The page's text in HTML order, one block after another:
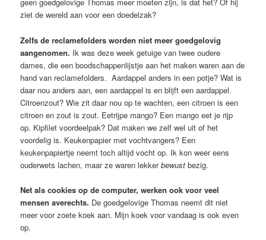
geen goedgelovige Thomas meer moeten zijn, is dat het? Of hij
ziet de wereld aan voor een doedelzak?
Zelfs de reclamefolders worden niet meer goedgelovig
aangenomen. Ik was deze week getuige van twee oudere
dames, die een boodschappenlijstje aan het maken waren aan de
hand van reclamefolders. Aardappel anders in een potje? Wat is
daar nou anders aan, een aardappel is en blijft een aardappel.
Citroenzout? Wie zit daar nou op te wachten, een citroen is een
citroen en zout is zout. Eetrijpe mango? Een mango eet je rijp
op. Kipfilet voordeelpak? Dat maken we zelf wel uit of het
voordelig is. Keukenpapier met vochtvangers? Een
keukenpapiertje neemt toch altijd vocht op. Ik kon weer eens
ouderwets lachen, maar ze waren lekkerbewustbezig.
Net als cookies op de computer, werken ook voor veel
mensen averechts. De goedgelovige Thomas neemt dit niet
meer voor zoete koek aan. Mijn koek voor vandaag is ook even
op.